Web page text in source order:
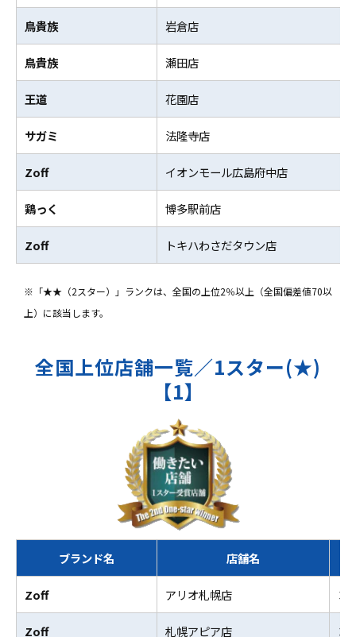
鳥貴族 岩倉店
鳥貴族 瀬田店
王道 花園店
サガミ 法隆寺店
Zoff イオンモール広島府中店
鶏っく 博多駅前店
Zoff トキハわさだタウン店
※「★★（2スター）」ランクは、全国の上位2％以上（全国偏差値70以
上）に該当します。
全国上位店舗一覧／1スター(★)
【1】
ブランド名 店舗名
Zoff アリオ札幌店 コ
Zoff 札幌アピア店 コ